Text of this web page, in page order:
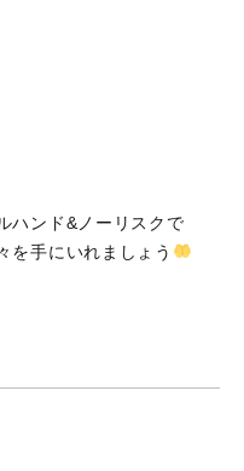
ハンド&ノーリスクで
を手にいれましょう